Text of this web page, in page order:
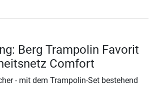
Berg Trampolin Favorit
Comfort
- mit dem Trampolin-Set bestehend